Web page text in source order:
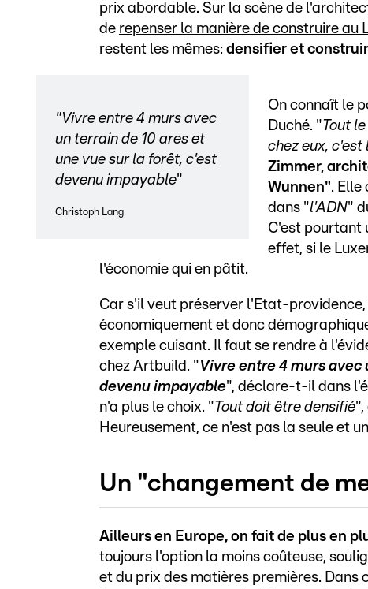
prix abordable. Sur la scène de
de repenser la manière de construire au
restent les mêmes: densifier et
"Vivre entre 4 murs avec
un terrain de 10 ares et
une vue sur la forêt, c'est
devenu impayable"
Christoph Lang
On connaît le
Duché. "Tout
chez eux,
Zimmer,
Wunnen". Elle
dans "l'ADN"
C'est pourtant
effet, si le
l'économie qui en pâtit.
Car s'il veut préserver l'Etat-
économiquement et donc
exemple cuisant. Il faut se rendre à
chez Artbuild. "Vivre entre 4 murs avec
devenu impayable", déclare-t-il dans
n'a plus le choix. "Tout doit être densifié",
Heureusement, ce n'est pas la seule et
Un "changement de
Ailleurs en Europe, on fait de plus en
toujours l'option la moins coûteuse,
et du prix des matières premières. Dans